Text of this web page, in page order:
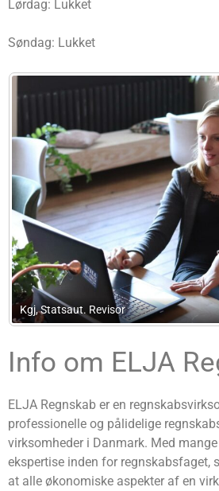
Lørdag: Lukket
Søndag: Lukket
Info om ELJA
ELJA Regnskab er en
professionelle og pålidelige
virksomheder i Danmark. Med
ekspertise inden for regnskabsfaget,
at alle økonomiske aspekter af en